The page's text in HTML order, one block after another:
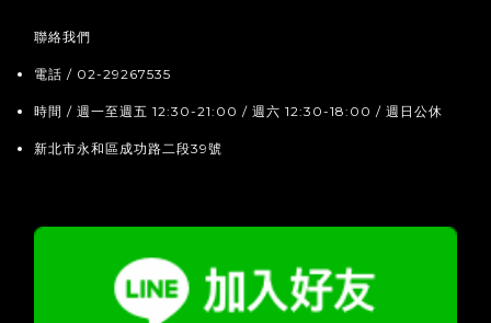
聯絡我們
電話 / 02-29267535
時間 / 週一至週五 12:30-21:00 / 週六 12:30-18:00 / 週日公休
新北市永和區成功路二段39號